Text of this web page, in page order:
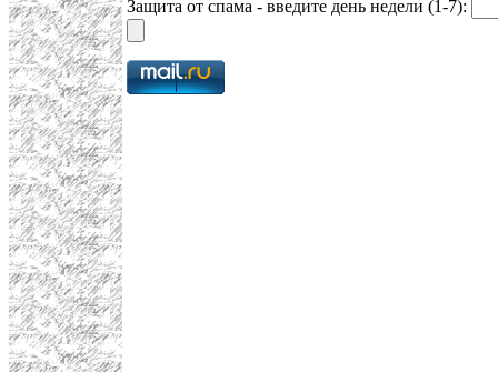
Защита от спама - введите день недели (1-7):